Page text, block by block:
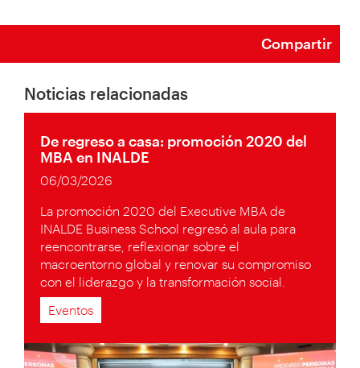
Compartir
Noticias relacionadas
De regreso a casa: promoción 2020 del
MBA en INALDE
06/03/2026
La promoción 2020 del Executive MBA de
INALDE Business School regresó al aula para
reencontrarse, reflexionar sobre el
macroentorno global y renovar su compromiso
con el liderazgo y la transformación social.
Eventos